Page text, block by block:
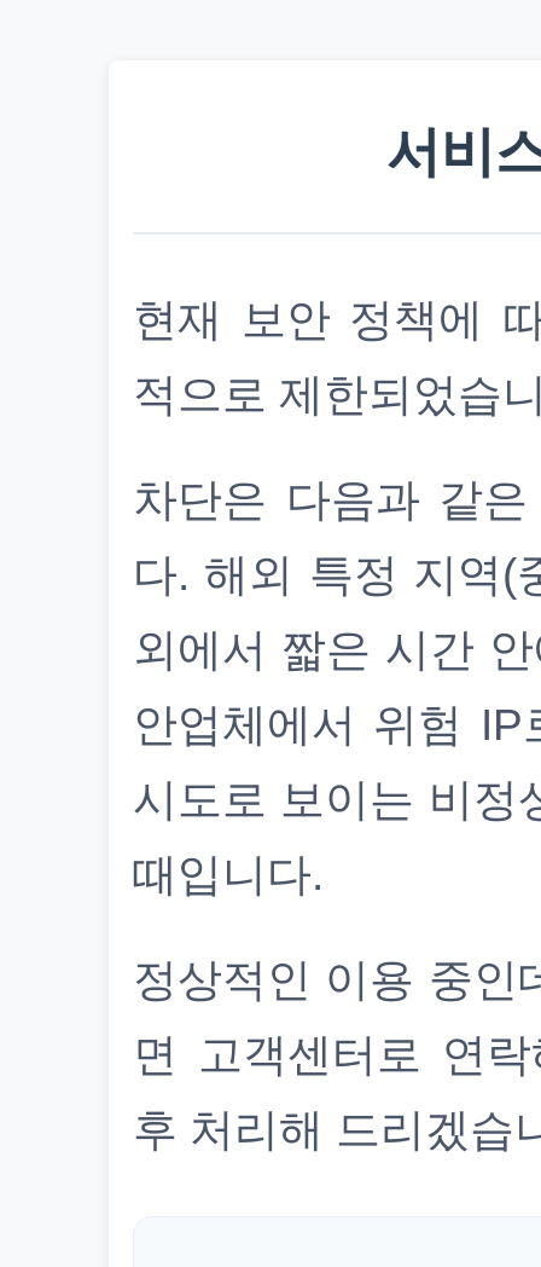
서비
현재 보안 정책에
적으로 제한되었습
차단은 다음과 같
다. 해외 특정 지역(
외에서 짧은 시간
안업체에서 위험
시도로 보이는 비정
때입니다.
정상적인 이용 중인
면 고객센터로 연
후 처리해 드리겠습